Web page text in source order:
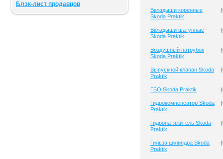
Блэк-лист продавцов
Вкладыши коренные
Skoda Praktik
(
Вкладыши шатунные
Skoda Praktik
(
Воздушный патрубок
Skoda Praktik
(
Выпускной клапан Skoda
Praktik
(
ГБО Skoda Praktik (
Гидрокомпенсатор Skoda
Praktik
(
Гидронатяжитель Skoda
Praktik
(
Гильза цилиндра Skoda
Praktik
(